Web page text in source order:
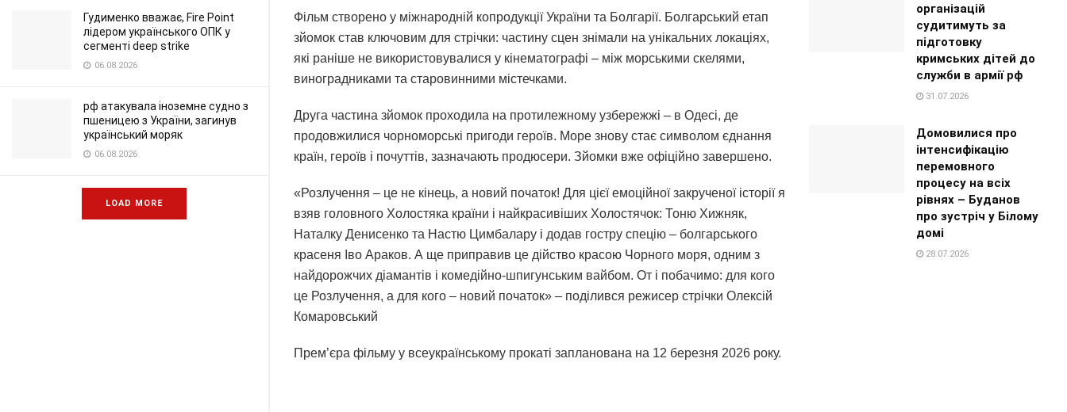
Гудименко вважає, Fire Point
лідером українського ОПК у
сегменті deep strike
06.08.2026
рф атакувала іноземне судно з
пшеницею з України, загинув
український моряк
06.08.2026
LOAD MORE
Фільм створено у міжнародній копродукції України та Болгарії. Болгарський етап
зйомок став ключовим для стрічки: частину сцен знімали на унікальних локаціях,
які раніше не використовувалися у кінематографі – між морськими скелями,
виноградниками та старовинними містечками.
Друга частина зйомок проходила на протилежному узбережжі – в Одесі, де
продовжилися чорноморські пригоди героїв. Море знову стає символом єднання
країн, героїв і почуттів, зазначають продюсери. Зйомки вже офіційно завершено.
«Розлучення – це не кінець, а новий початок! Для цієї емоційної закрученої історії я
взяв головного Холостяка країни і найкрасивіших Холостячок: Тоню Хижняк,
Наталку Денисенко та Настю Цимбалару і додав гостру спецію – болгарського
красеня Іво Араков. А ще приправив це дійство красою Чорного моря, одним з
найдорожчих діамантів і комедійно-шпигунським вайбом. От і побачимо: для кого
це Розлучення, а для кого – новий початок» – поділився режисер стрічки Олексій
Комаровський
Прем’єра фільму у всеукраїнському прокаті запланована на 12 березня 2026 року.
організацій
судитимуть за
підготовку
кримських дітей до
служби в армії рф
31.07.2026
Домовилися про
інтенсифікацію
перемовного
процесу на всіх
рівнях – Буданов
про зустріч у Білому
домі
28.07.2026